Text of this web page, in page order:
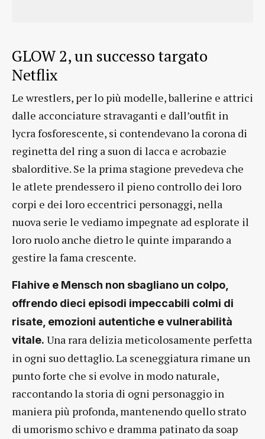
GLOW 2, un successo targato
Netflix
Le wrestlers, per lo più modelle, ballerine e attrici
dalle acconciature stravaganti e dall’outfit in
lycra fosforescente, si contendevano la corona di
reginetta del ring a suon di lacca e acrobazie
sbalorditive. Se la prima stagione prevedeva che
le atlete prendessero il pieno controllo dei loro
corpi e dei loro eccentrici personaggi, nella
nuova serie le vediamo impegnate ad esplorate il
loro ruolo anche dietro le quinte imparando a
gestire la fama crescente.
Flahive e Mensch non sbagliano un colpo,
offrendo dieci episodi impeccabili colmi di
risate, emozioni autentiche e vulnerabilità
vitale. Una rara delizia meticolosamente perfetta
in ogni suo dettaglio. La sceneggiatura rimane un
punto forte che si evolve in modo naturale,
raccontando la storia di ogni personaggio in
maniera più profonda, mantenendo quello strato
di umorismo schivo e dramma patinato da soap